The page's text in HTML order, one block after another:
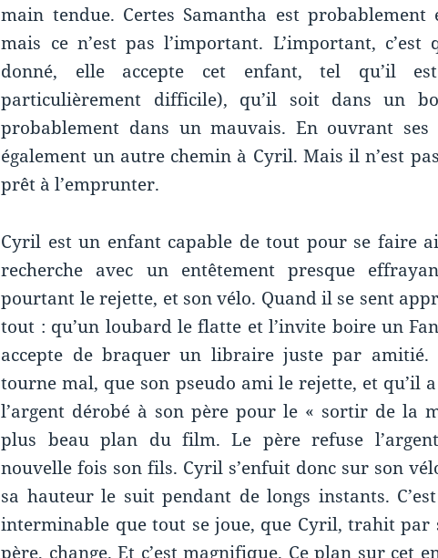
main tendue. Certes Samantha est probablement
mais ce n’est pas l’important. L’important, c’est
donné, elle accepte cet enfant, tel qu’il
particulièrement difficile), qu’il soit dans un
probablement dans un mauvais. En ouvrant
également un autre chemin à Cyril. Mais il n’est
prêt à l’emprunter.
Cyril est un enfant capable de tout pour se faire
recherche avec un entêtement presque
pourtant le rejette, et son vélo. Quand il se sent
tout : qu’un loubard le flatte et l’invite boire un
accepte de braquer un libraire juste par
tourne mal, que son pseudo ami le rejette, et qu’il
l’argent dérobé à son père pour le « sortir de la
plus beau plan du film. Le père refuse
nouvelle fois son fils. Cyril s’enfuit donc sur son
sa hauteur le suit pendant de longs instants.
interminable que tout se joue, que Cyril, trahit par
père, change. Et c’est magnifique. Ce plan sur cet